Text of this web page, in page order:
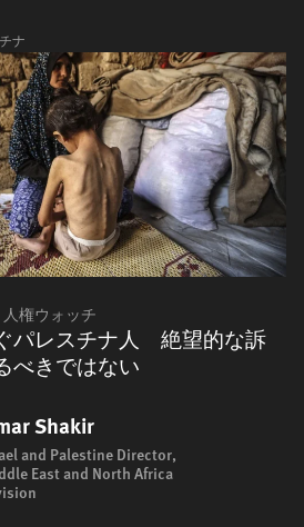
ナ
人権ウォッチ
パレスチナ人 絶望的な訴
べきではない
Shakir
and Palestine Director,
East and North Africa